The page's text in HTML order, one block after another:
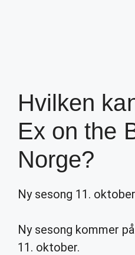
Hvilken
Ex on the
Norge?
Ny sesong 11. oktober
Ny sesong kommer
11. oktober.